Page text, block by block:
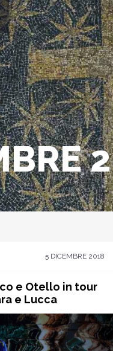
5 DICEMBRE 2018
e Otello in tour
e Lucca